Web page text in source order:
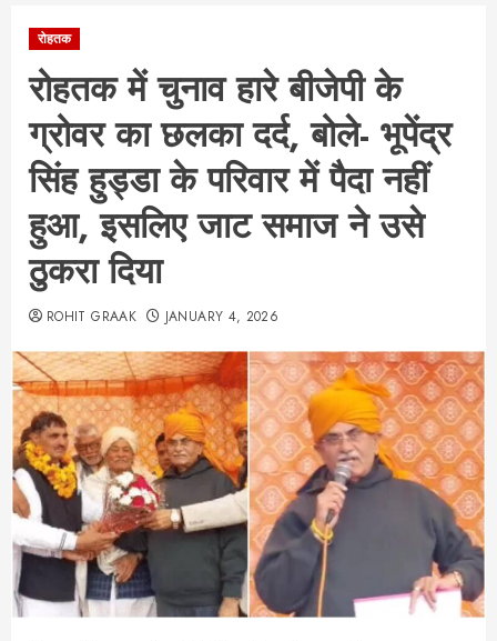
रोहतक
रोहतक में चुनाव हारे बीजेपी के
ग्रोवर का छलका दर्द, बोले- भूपेंद्र
सिंह हुड्डा के परिवार में पैदा नहीं
हुआ, इसलिए जाट समाज ने उसे
ठुकरा दिया
ROHIT GRAAK JANUARY 4, 2026